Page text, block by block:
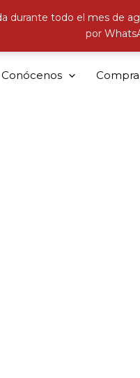
durante todo el mes de
por
Conócenos